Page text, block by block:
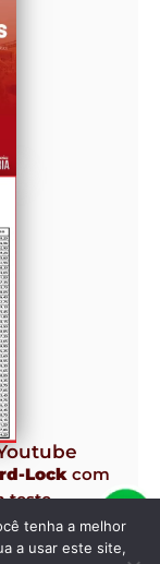
Lock com
teste
tenha a melhor
a usar este site,